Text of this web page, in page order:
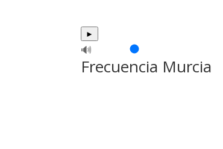
►
🔊
Frecuencia Murcia